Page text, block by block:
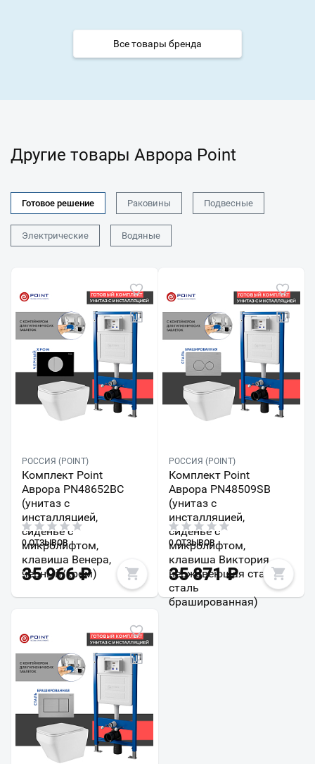
Все товары бренда
Другие товары Аврора Point
Готовое решение Раковины Подвесные
Электрические Водяные
РОССИЯ (POINT)
Комплект Point
Аврора PN48652BC
(унитаз с
инсталляцией,
сиденье с
микролифтом,
клавиша Венера,
черный/хром)
0 ОТЗЫВОВ
35 966₽
РОССИЯ (POINT)
Комплект Point
Аврора PN48509SB
(унитаз с
инсталляцией,
сиденье с
микролифтом,
клавиша Виктория,
нержавеющая сталь,
сталь
брашированная)
0 ОТЗЫВОВ
35 871₽